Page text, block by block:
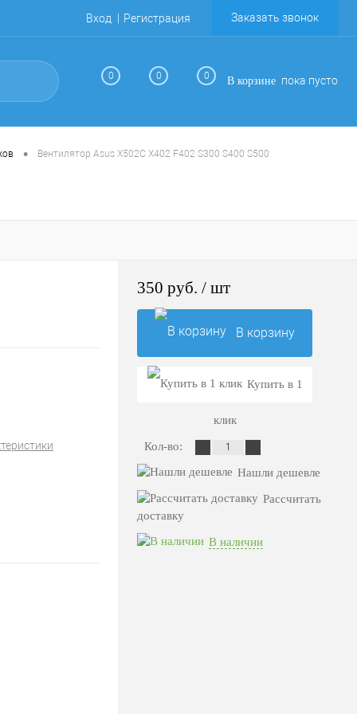
Вход Регистрация Заказать звонок
0 0 0 В корзине пока пусто
• Вентилятор Asus X502C X402 F402 S300 S400 S500
350 руб. / шт
В корзину
Купить в 1
клик
Кол-во:
Нашли дешевле
Рассчитать
доставку
В наличии